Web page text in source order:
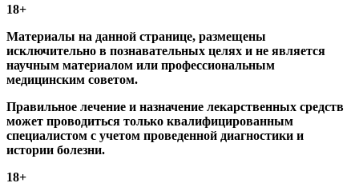
18+
Материалы на данной странице, размещены
исключительно в познавательных целях и не является
научным материалом или профессиональным
медицинским советом.
Правильное лечение и назначение лекарственных средств
может проводиться только квалифицированным
специалистом с учетом проведенной диагностики и
истории болезни.
18+